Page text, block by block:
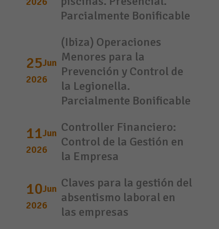
Parcialmente Bonificable
25Jun
2026
(Ibiza) Operaciones
Menores para la
Prevención y Control de
la Legionella.
Parcialmente Bonificable
11Jun
2026
Controller Financiero:
Control de la Gestión en
la Empresa
10Jun
2026
Claves para la gestión del
absentismo laboral en
las empresas